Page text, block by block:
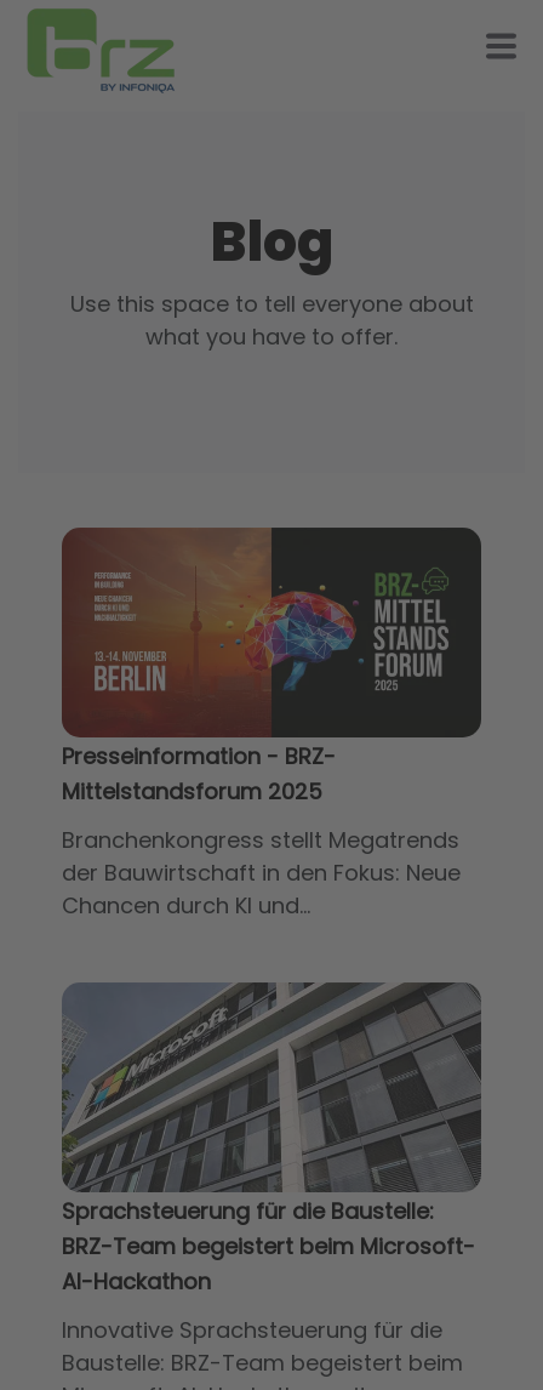
Blog
Use this space to tell everyone about
what you have to offer.
Presseinformation - BRZ-
Mittelstandsforum 2025
Branchenkongress stellt Megatrends
der Bauwirtschaft in den Fokus: Neue
Chancen durch KI und...
Sprachsteuerung für die Baustelle:
BRZ-Team begeistert beim Microsoft-
AI-Hackathon
Innovative Sprachsteuerung für die
Baustelle: BRZ-Team begeistert beim